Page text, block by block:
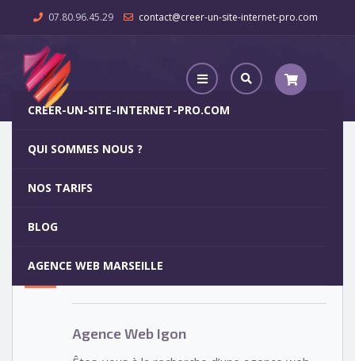
07.80.96.45.29 contact@creer-un-site-internet-pro.com
CREER-UN-SITE-INTERNET-PRO.COM
QUI SOMMES NOUS ?
NOS TARIFS
BLOG
AGENCE WEB MARSEILLE
Agence Web Igon
5
Votre site internet pour 29€
Agence Web Igon